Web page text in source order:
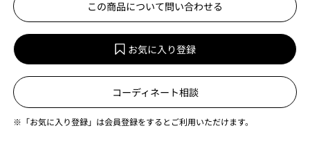
この商品について問い合わせる
お気に入り登録
コーディネート相談
※「お気に入り登録」は会員登録をするとご利用いただけます。